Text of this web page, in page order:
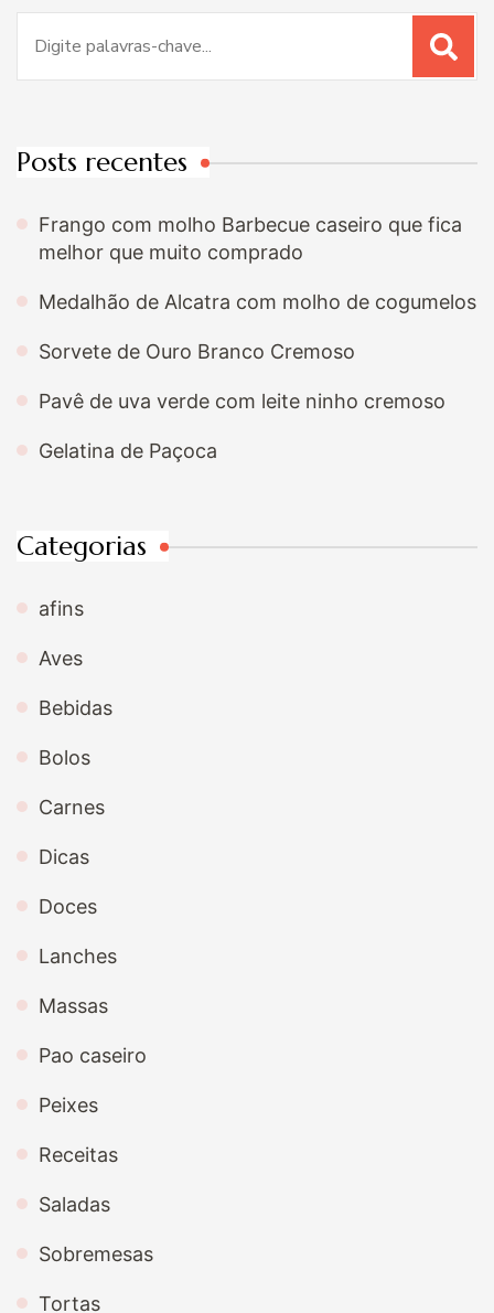
por:
Posts recentes
Frango com molho Barbecue caseiro que fica
melhor que muito comprado
Medalhão de Alcatra com molho de cogumelos
Sorvete de Ouro Branco Cremoso
Pavê de uva verde com leite ninho cremoso
Gelatina de Paçoca
Categorias
afins
Aves
Bebidas
Bolos
Carnes
Dicas
Doces
Lanches
Massas
Pao caseiro
Peixes
Receitas
Saladas
Sobremesas
Tortas